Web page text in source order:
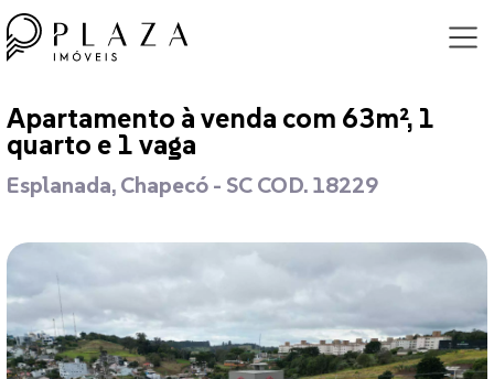
Apartamento à venda com 63m², 1
quarto e 1 vaga
Esplanada, Chapecó - SC COD. 18229